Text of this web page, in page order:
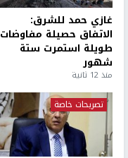
غازي حمد للشرق:
الاتفاق حصيلة مفاوضات
طويلة استمرت ستة
شهور
منذ 12 ثانية
تصريحات خاصة